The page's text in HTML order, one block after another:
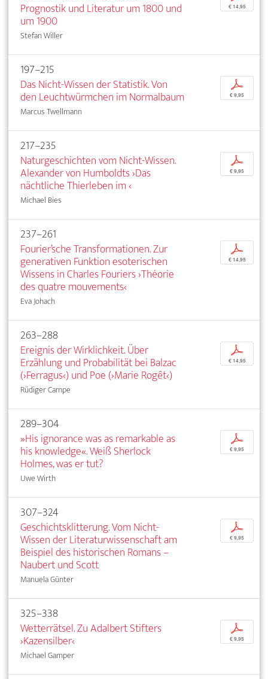
Prognostik und Literatur um 1800 und
um 1900
Stefan Willer
€ 14,95
197–215
Das Nicht-Wissen der Statistik. Von
den Leuchtwürmchen im Normalbaum
Marcus Twellmann
p
€ 9,95
217–235
Naturgeschichten vom Nicht-Wissen.
Alexander von Humboldts ›Das
nächtliche Thierleben im ‹
Michael Bies
p
€ 9,95
237–261
Fourier’sche Transformationen. Zur
generativen Funktion esoterischen
Wissens in Charles Fouriers ›Théorie
des quatre mouvements‹
Eva Johach
p
€ 14,95
263–288
Ereignis der Wirklichkeit. Über
Erzählung und Probabilität bei Balzac
(›Ferragus‹) und Poe (›Marie Rogêt‹)
Rüdiger Campe
p
€ 14,95
289–304
»His ignorance was as remarkable as
his knowledge«. Weiß Sherlock
Holmes, was er tut?
Uwe Wirth
p
€ 9,95
307–324
Geschichtsklitterung. Vom Nicht-
Wissen der Literaturwissenschaft am
Beispiel des historischen Romans –
Naubert und Scott
Manuela Günter
p
€ 9,95
325–338
Wetterrätsel. Zu Adalbert Stifters
›Kazensilber‹
Michael Gamper
p
€ 9,95